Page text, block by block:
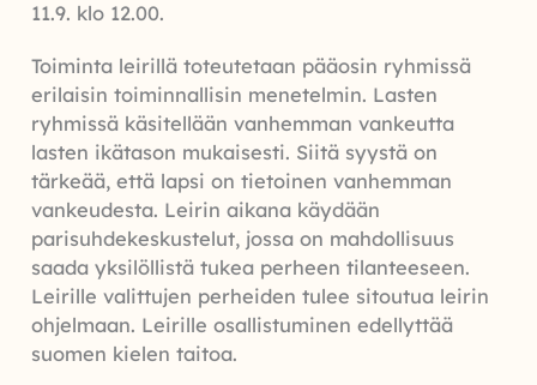
11.9. klo 12.00.
Toiminta leirillä toteutetaan pääosin ryhmissä
erilaisin toiminnallisin menetelmin. Lasten
ryhmissä käsitellään vanhemman vankeutta
lasten ikätason mukaisesti. Siitä syystä on
tärkeää, että lapsi on tietoinen vanhemman
vankeudesta. Leirin aikana käydään
parisuhdekeskustelut, jossa on mahdollisuus
saada yksilöllistä tukea perheen tilanteeseen.
Leirille valittujen perheiden tulee sitoutua leirin
ohjelmaan. Leirille osallistuminen edellyttää
suomen kielen taitoa.